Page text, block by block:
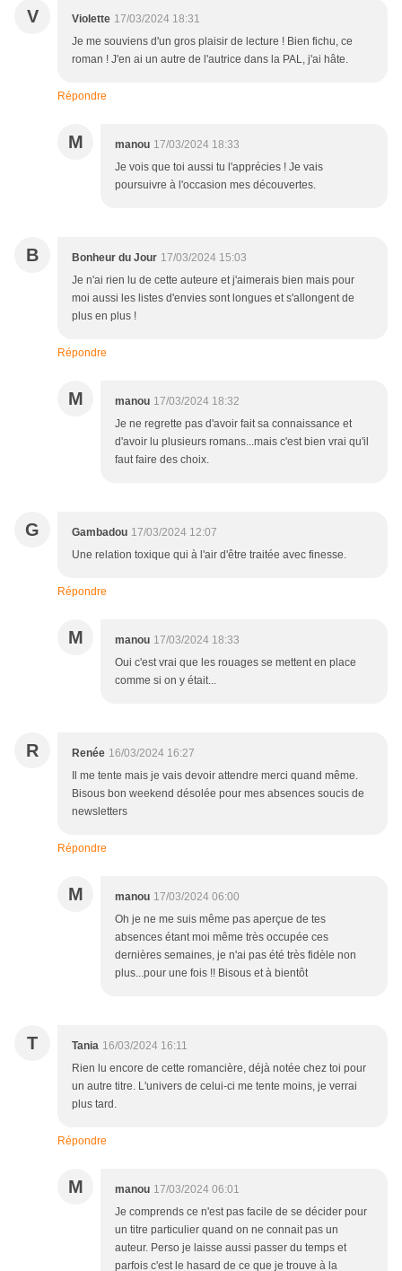
V Violette 17/03/2024 18:31
Je me souviens d'un gros plaisir de lecture ! Bien fichu, ce
roman ! J'en ai un autre de l'autrice dans la PAL, j'ai hâte.
Répondre
M manou 17/03/2024 18:33
Je vois que toi aussi tu l'apprécies ! Je vais
poursuivre à l'occasion mes découvertes.
B Bonheur du Jour 17/03/2024 15:03
Je n'ai rien lu de cette auteure et j'aimerais bien mais pour
moi aussi les listes d'envies sont longues et s'allongent de
plus en plus !
Répondre
M manou 17/03/2024 18:32
Je ne regrette pas d'avoir fait sa connaissance et
d'avoir lu plusieurs romans...mais c'est bien vrai qu'il
faut faire des choix.
G Gambadou 17/03/2024 12:07
Une relation toxique qui à l'air d'être traitée avec finesse.
Répondre
M manou 17/03/2024 18:33
Oui c'est vrai que les rouages se mettent en place
comme si on y était...
R Renée 16/03/2024 16:27
Il me tente mais je vais devoir attendre merci quand même.
Bisous bon weekend désolée pour mes absences soucis de
newsletters
Répondre
M manou 17/03/2024 06:00
Oh je ne me suis même pas aperçue de tes
absences étant moi même très occupée ces
dernières semaines, je n'ai pas été très fidèle non
plus...pour une fois !! Bisous et à bientôt
T Tania 16/03/2024 16:11
Rien lu encore de cette romancière, déjà notée chez toi pour
un autre titre. L'univers de celui-ci me tente moins, je verrai
plus tard.
Répondre
M manou 17/03/2024 06:01
Je comprends ce n'est pas facile de se décider pour
un titre particulier quand on ne connait pas un
auteur. Perso je laisse aussi passer du temps et
parfois c'est le hasard de ce que je trouve à la